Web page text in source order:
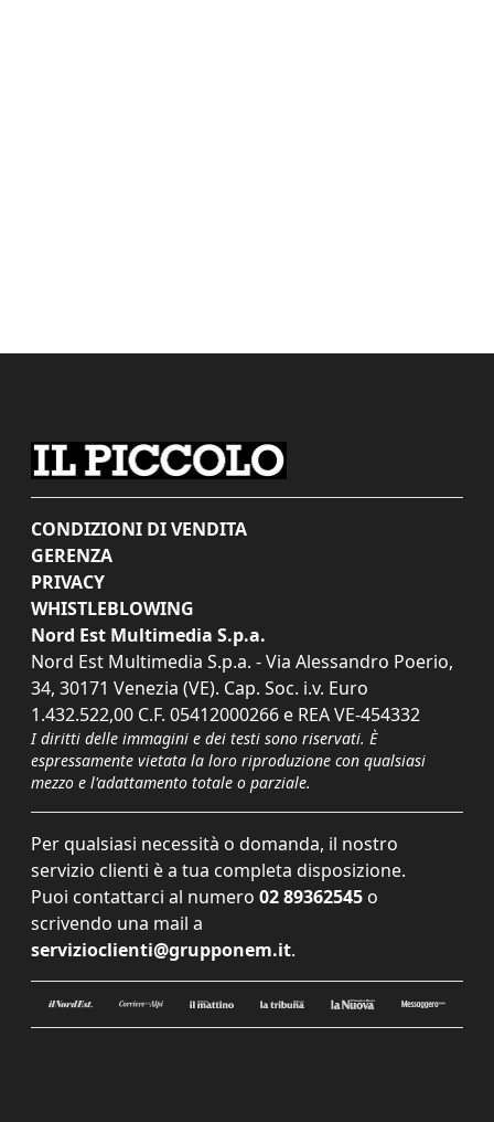
CONDIZIONI DI VENDITA
GERENZA
PRIVACY
WHISTLEBLOWING
Nord Est Multimedia S.p.a.
Nord Est Multimedia S.p.a. - Via Alessandro Poerio,
34, 30171 Venezia (VE). Cap. Soc. i.v. Euro
1.432.522,00 C.F. 05412000266 e REA VE-454332
I diritti delle immagini e dei testi sono riservati. È
espressamente vietata la loro riproduzione con qualsiasi
mezzo e l'adattamento totale o parziale.
Per qualsiasi necessità o domanda, il nostro
servizio clienti è a tua completa disposizione.
Puoi contattarci al numero 02 89362545 o
scrivendo una mail a
servizioclienti@grupponem.it.